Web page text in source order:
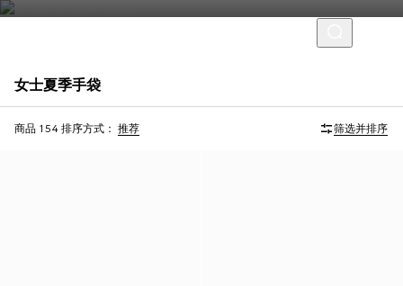
女士夏季手袋
商品 154 排序方式： 推荐 筛选并排序
首字母个性化定制